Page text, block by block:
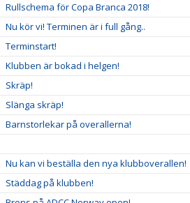
Rullschema för Copa Branca 2018!
Nu kör vi! Terminen är i full gång..
Terminstart!
Klubben är bokad i helgen!
Skräp!
Slänga skräp!
Barnstorlekar på overallerna!
Nu kan vi beställa den nya klubboverallen!
Städdag på klubben!